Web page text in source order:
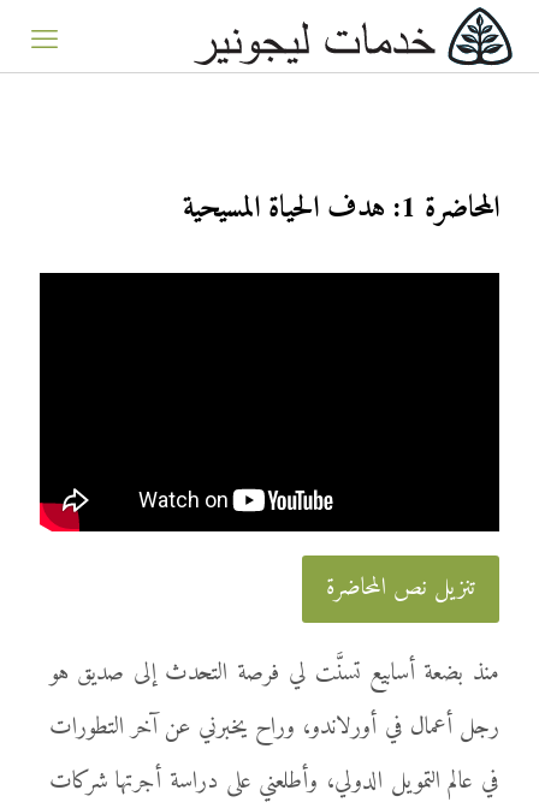
المحاضرة 1: هدف الحياة المسيحية
تنزيل نص المحاضرة
منذ بضعة أسابيع تسنَّت لي فرصة التحدث إلى صديق هو
رجل أعمال في أورلاندو، وراح يخبرني عن آخر التطورات
في عالم التمويل الدولي، وأطلعني على دراسة أجرتها شركات